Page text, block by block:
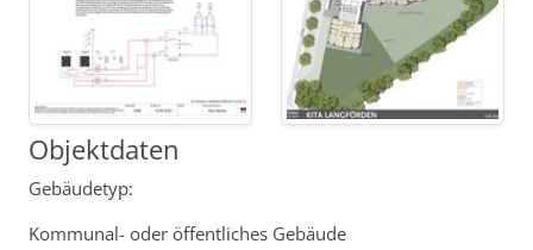
Objektdaten
Gebäudetyp:
Kommunal- oder öffentliches Gebäude